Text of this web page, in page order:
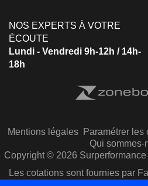
NOS EXPERTS À VOTRE
ÉCOUTE
Lundi - Vendredi 9h-12h / 14h-
18h
Mentions légales Paramétrer les
Qui sommes-
Copyright © 2026
Les cotations sont fournies par